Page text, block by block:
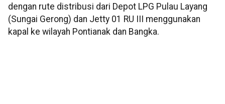
dengan rute distribusi dari Depot LPG Pulau Layang
(Sungai Gerong) dan Jetty 01 RU III menggunakan
kapal ke wilayah Pontianak dan Bangka.